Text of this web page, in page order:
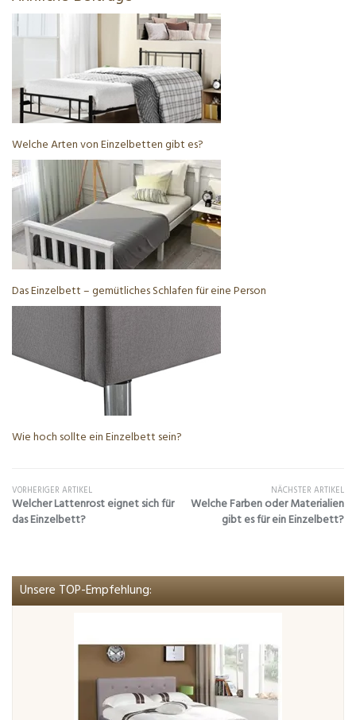
Welche Arten von Einzelbetten gibt es?
Das Einzelbett – gemütliches Schlafen für eine Person
Wie hoch sollte ein Einzelbett sein?
VORHERIGER ARTIKEL
Welcher Lattenrost eignet sich für
das Einzelbett?
NÄCHSTER ARTIKEL
Welche Farben oder Materialien
gibt es für ein Einzelbett?
Unsere TOP-Empfehlung: